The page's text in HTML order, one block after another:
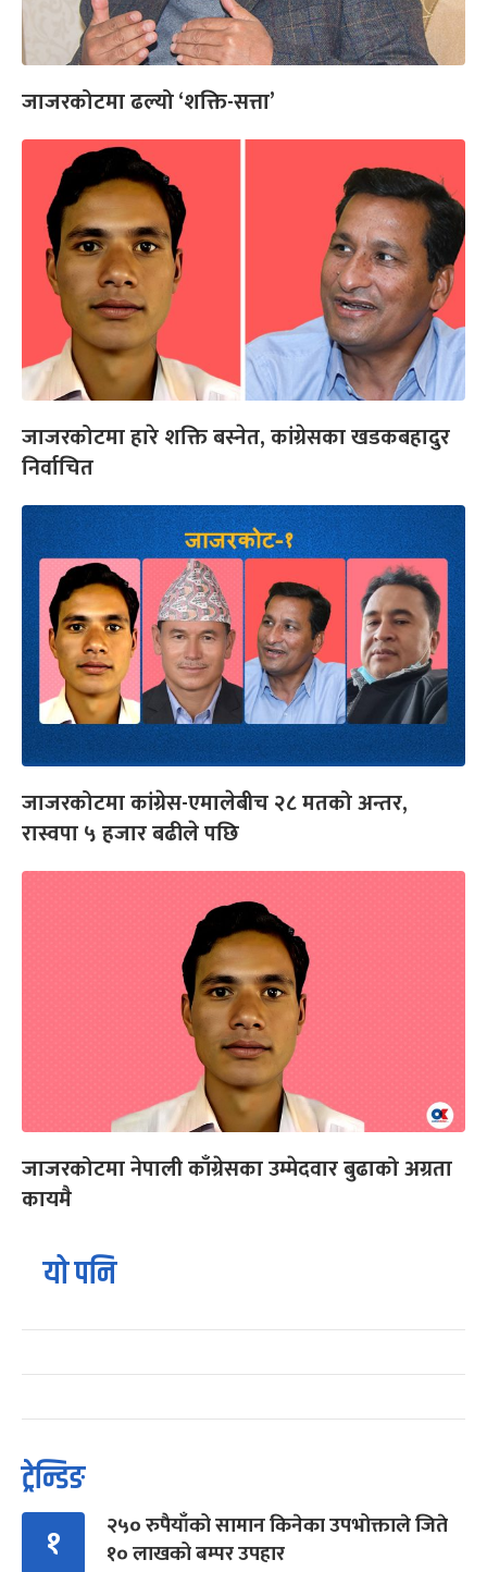
जाजरकोटमा ढल्यो ‘शक्ति-सत्ता’
जाजरकोटमा हारे शक्ति बस्नेत, कांग्रेसका खडकबहादुर
निर्वाचित
जाजरकोटमा कांग्रेस-एमालेबीच २८ मतको अन्तर,
रास्वपा ५ हजार बढीले पछि
जाजरकोटमा नेपाली काँग्रेसका उम्मेदवार बुढाको अग्रता
कायमै
यो पनि
ट्रेन्डिङ
१
२५० रुपैयाँको सामान किनेका उपभोक्ताले जिते
१० लाखको बम्पर उपहार